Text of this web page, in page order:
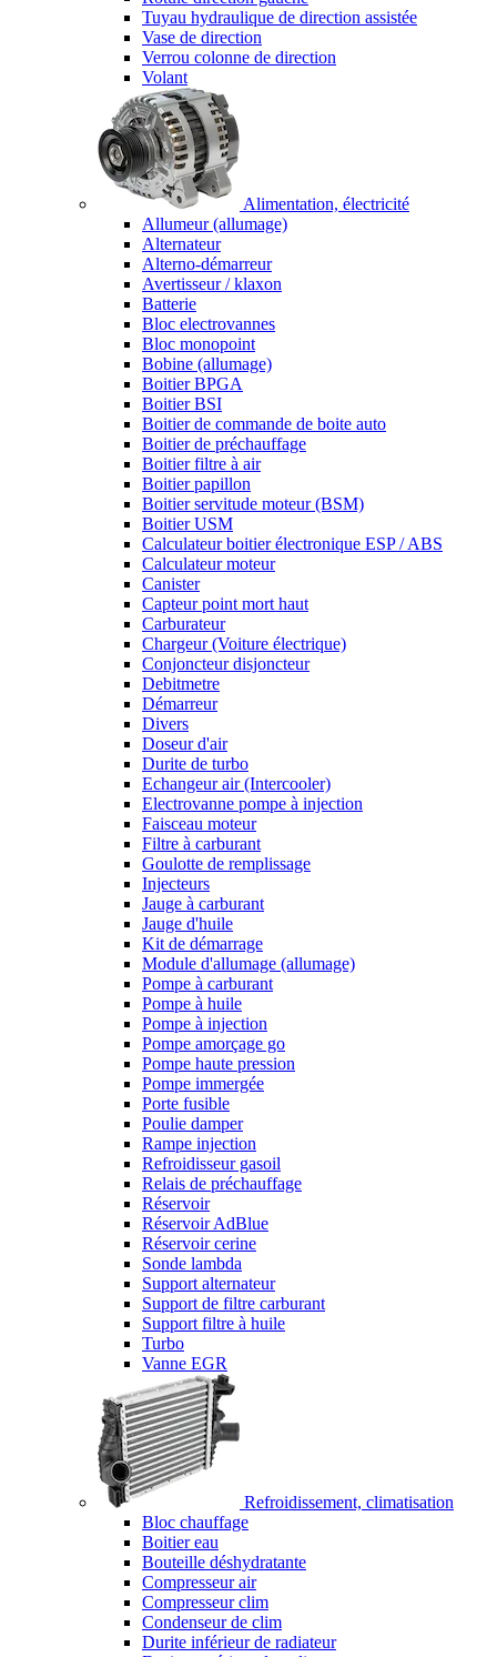
Tuyau hydraulique de direction assistée
Vase de direction
Verrou colonne de direction
Volant
Alimentation, électricité
Allumeur (allumage)
Alternateur
Alterno-démarreur
Avertisseur / klaxon
Batterie
Bloc electrovannes
Bloc monopoint
Bobine (allumage)
Boitier BPGA
Boitier BSI
Boitier de commande de boite auto
Boitier de préchauffage
Boitier filtre à air
Boitier papillon
Boitier servitude moteur (BSM)
Boitier USM
Calculateur boitier électronique ESP / ABS
Calculateur moteur
Canister
Capteur point mort haut
Carburateur
Chargeur (Voiture électrique)
Conjoncteur disjoncteur
Debitmetre
Démarreur
Divers
Doseur d'air
Durite de turbo
Echangeur air (Intercooler)
Electrovanne pompe à injection
Faisceau moteur
Filtre à carburant
Goulotte de remplissage
Injecteurs
Jauge à carburant
Jauge d'huile
Kit de démarrage
Module d'allumage (allumage)
Pompe à carburant
Pompe à huile
Pompe à injection
Pompe amorçage go
Pompe haute pression
Pompe immergée
Porte fusible
Poulie damper
Rampe injection
Refroidisseur gasoil
Relais de préchauffage
Réservoir
Réservoir AdBlue
Réservoir cerine
Sonde lambda
Support alternateur
Support de filtre carburant
Support filtre à huile
Turbo
Vanne EGR
Refroidissement, climatisation
Bloc chauffage
Boitier eau
Bouteille déshydratante
Compresseur air
Compresseur clim
Condenseur de clim
Durite inférieur de radiateur